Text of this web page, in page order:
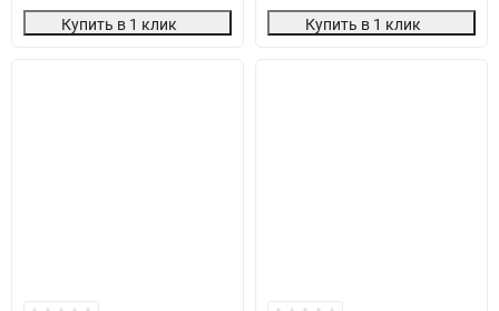
Купить в 1 клик Купить в 1 клик